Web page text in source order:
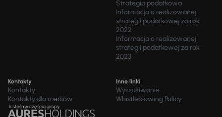
Strategia podatkowa
Informacja o realizowanej
strategii podatkowej za rok
2022
Informacja o realizowanej
strategii podatkowej za rok
2023
Kontakty
Kontakty
Kontakty dla mediów
Inne linki
Wyszukiwanie
Whistleblowing Policy
Jesteśmy częścią grupy